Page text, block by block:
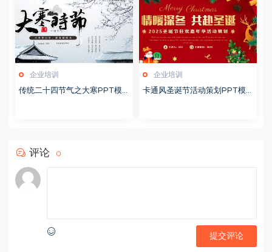
企业培训
传统二十四节气之大寒PPT模
企业培训
卡通风圣诞节活动策划PPT模
评论 0
提交评论